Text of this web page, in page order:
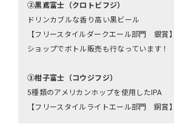
②黒鳶富士（クロトビフジ）
ドリンカブルな香り高い黒ビール
【フリースタイルダークエール部門 銀賞】
ショップでボトル販売も行なっています！
③柑子富士（コウジフジ）
5種類のアメリカンホップを使用したIPA
【フリースタイルライトエール部門 銅賞】